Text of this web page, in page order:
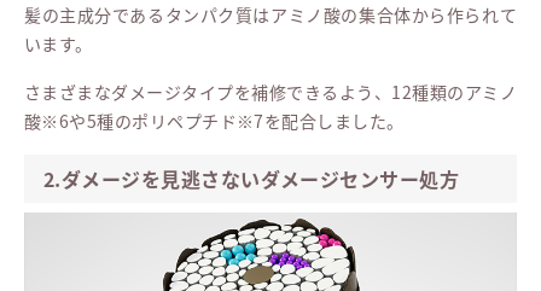
髪の主成分であるタンパク質はアミノ酸の集合体から作られて
います。
さまざまなダメージタイプを補修できるよう、12種類のアミノ
酸※6や5種のポリペプチド※7を配合しました。
2.ダメージを見逃さないダメージセンサー処方